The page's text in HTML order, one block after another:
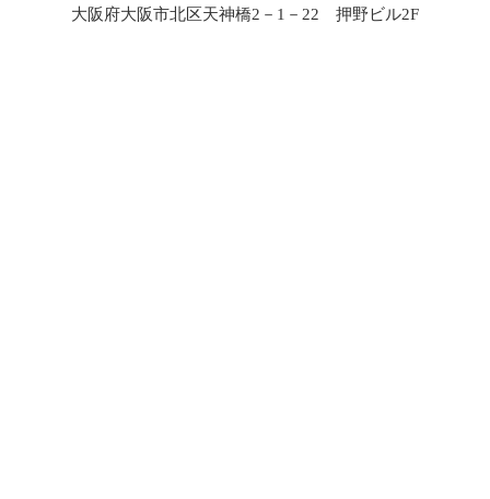
大阪府大阪市北区天神橋2－1－22 押野ビル2F